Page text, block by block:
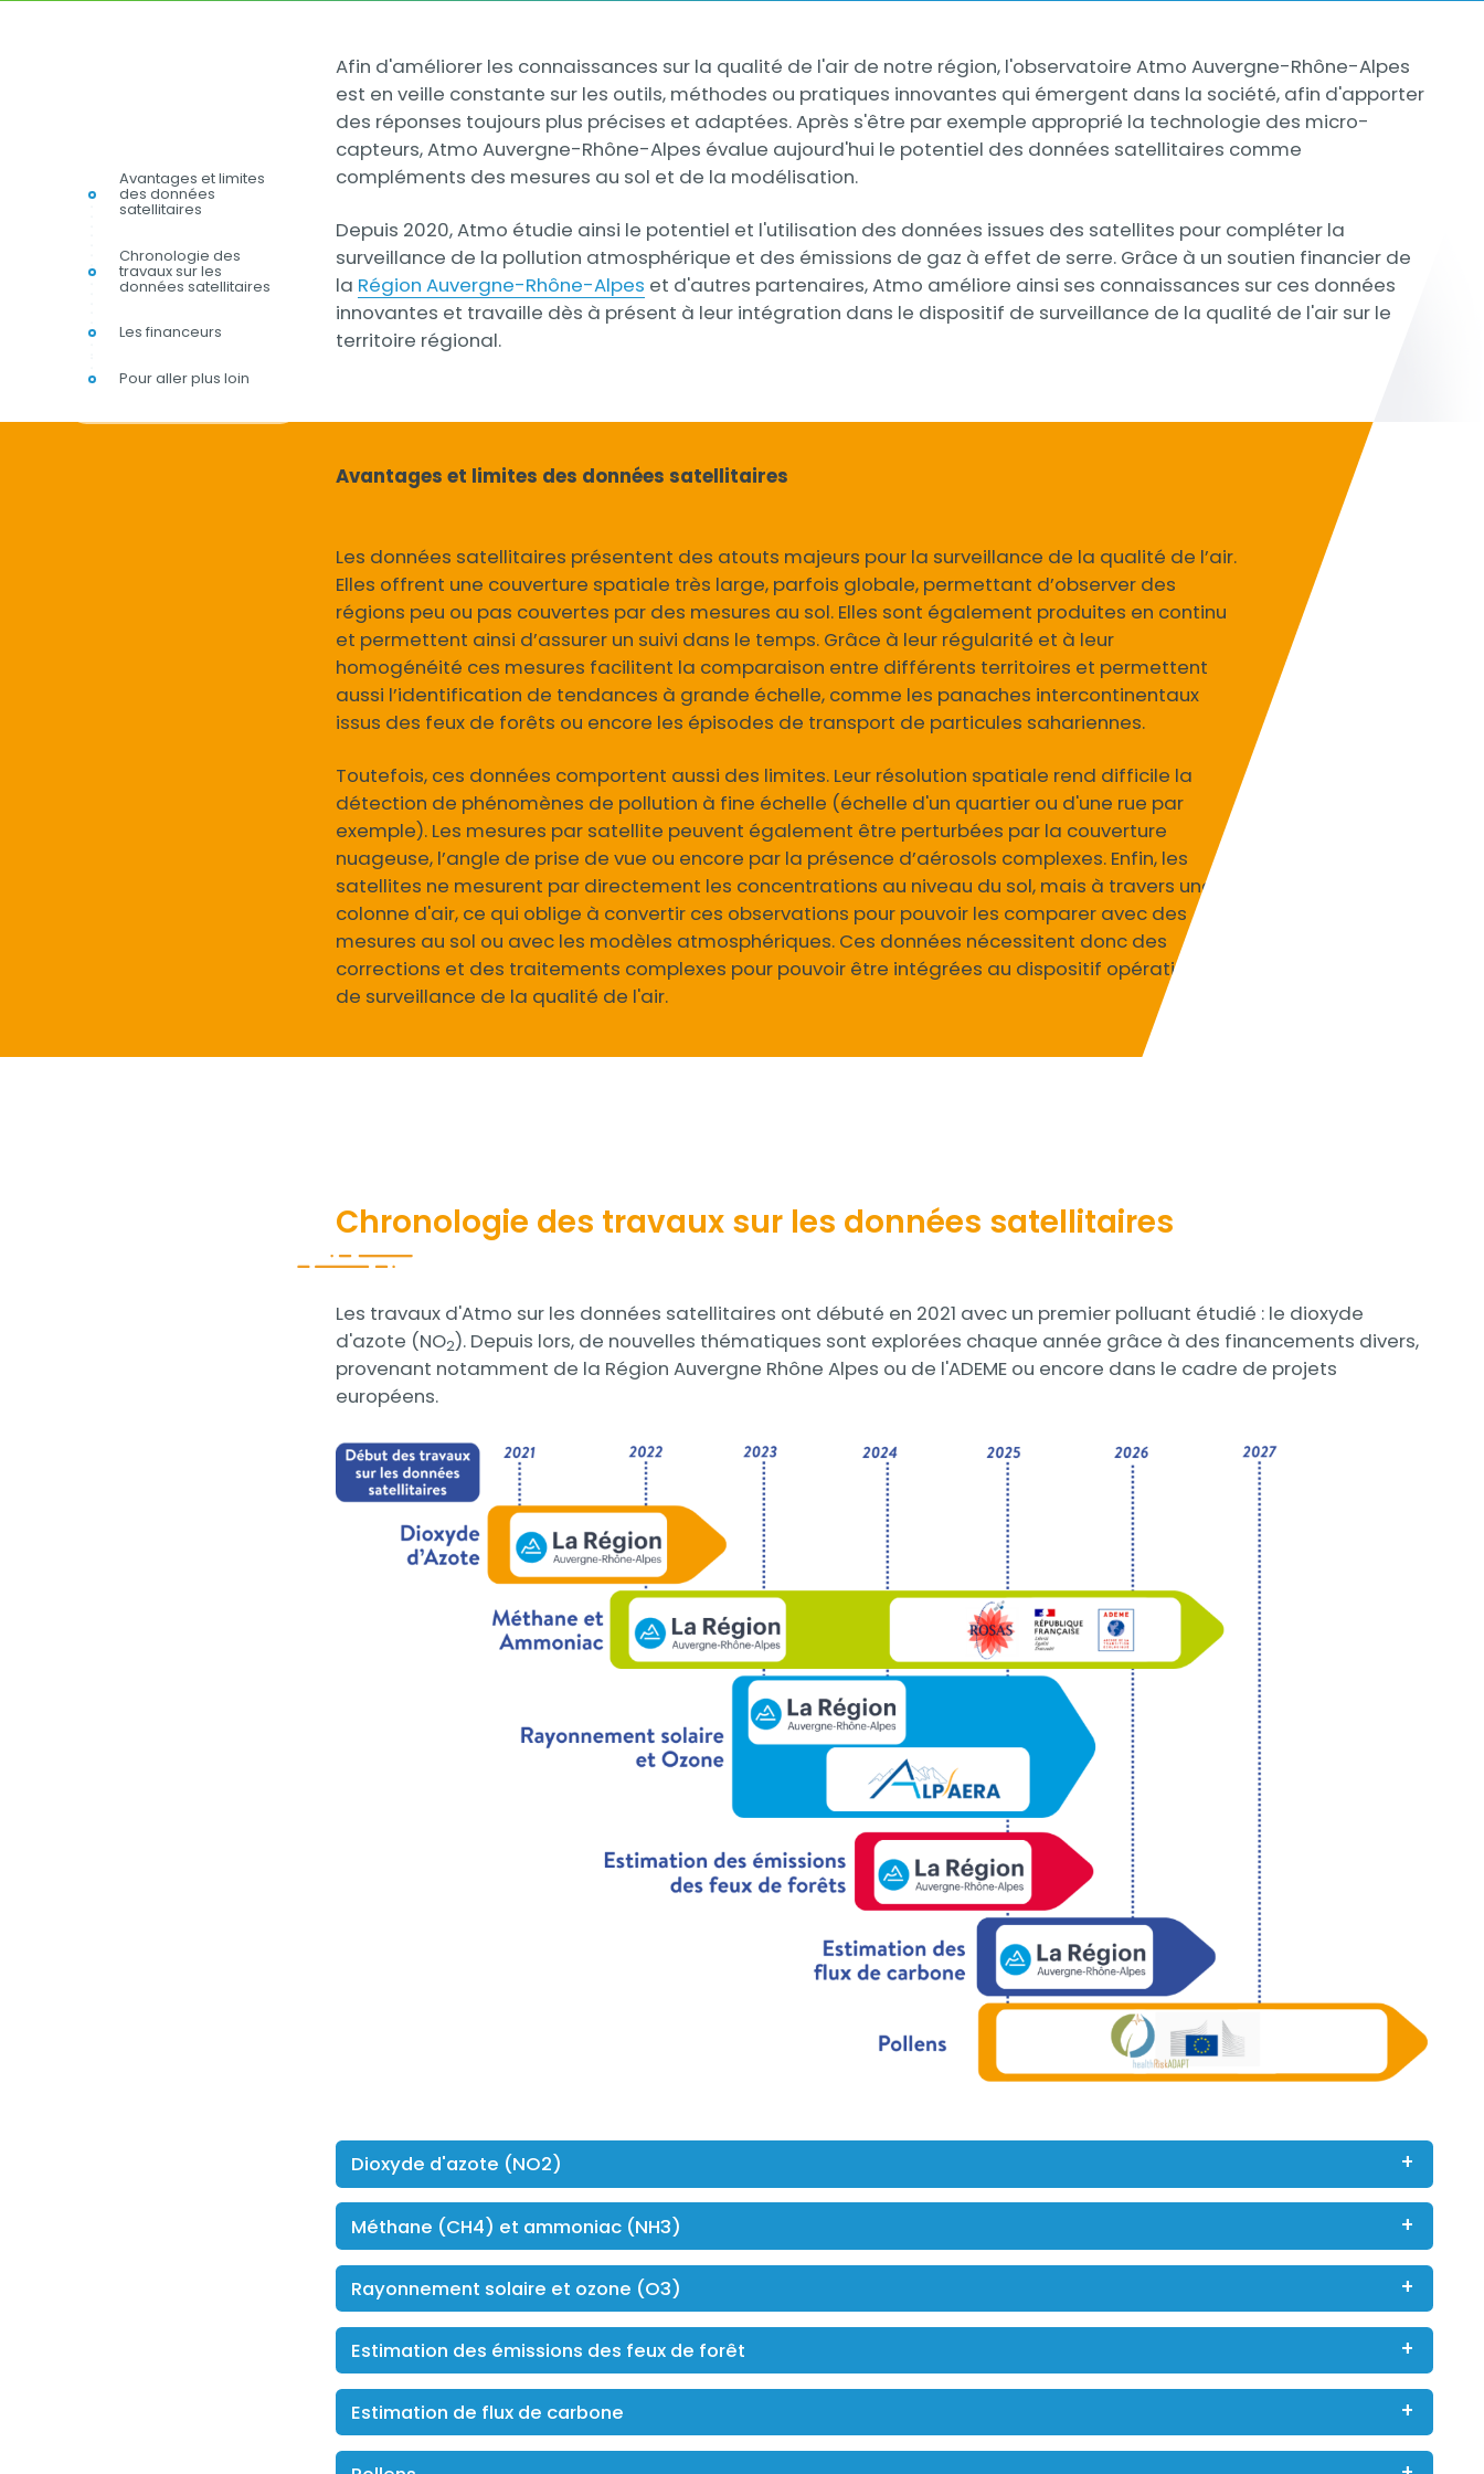
Avantages et limites
des données
satellitaires
Chronologie des
travaux sur les
données satellitaires
Les financeurs
Pour aller plus loin
Contenu
Afin d'améliorer les connaissances sur la qualité de l'air de notre région, l'observatoire Atmo Auvergne-Rhône-Alpes
est en veille constante sur les outils, méthodes ou pratiques innovantes qui émergent dans la société, afin d'apporter
des réponses toujours plus précises et adaptées. Après s'être par exemple approprié la technologie des micro-
capteurs, Atmo Auvergne-Rhône-Alpes évalue aujourd'hui le potentiel des données satellitaires comme
compléments des mesures au sol et de la modélisation.
Depuis 2020, Atmo étudie ainsi le potentiel et l'utilisation des données issues des satellites pour compléter la
surveillance de la pollution atmosphérique et des émissions de gaz à effet de serre. Grâce à un soutien financier de
la Région Auvergne-Rhône-Alpes et d'autres partenaires, Atmo améliore ainsi ses connaissances sur ces données
innovantes et travaille dès à présent à leur intégration dans le dispositif de surveillance de la qualité de l'air sur le
territoire régional.
Titre
Avantages et limites des données satellitaires
Les données satellitaires présentent des atouts majeurs pour la surveillance de la qualité de l’air.
Elles offrent une couverture spatiale très large, parfois globale, permettant d’observer des
régions peu ou pas couvertes par des mesures au sol. Elles sont également produites en continu
et permettent ainsi d’assurer un suivi dans le temps. Grâce à leur régularité et à leur
homogénéité ces mesures facilitent la comparaison entre différents territoires et permettent
aussi l’identification de tendances à grande échelle, comme les panaches intercontinentaux
issus des feux de forêts ou encore les épisodes de transport de particules sahariennes.
Toutefois, ces données comportent aussi des limites. Leur résolution spatiale rend difficile la
détection de phénomènes de pollution à fine échelle (échelle d'un quartier ou d'une rue par
exemple). Les mesures par satellite peuvent également être perturbées par la couverture
nuageuse, l’angle de prise de vue ou encore par la présence d’aérosols complexes. Enfin, les
satellites ne mesurent par directement les concentrations au niveau du sol, mais à travers une
colonne d'air, ce qui oblige à convertir ces observations pour pouvoir les comparer avec des
mesures au sol ou avec les modèles atmosphériques. Ces données nécessitent donc des
corrections et des traitements complexes pour pouvoir être intégrées au dispositif opérationnel
de surveillance de la qualité de l'air.
Chronologie des travaux sur les données satellitaires
Contenu
Les travaux d'Atmo sur les données satellitaires ont débuté en 2021 avec un premier polluant étudié : le dioxyde
d'azote (NO2). Depuis lors, de nouvelles thématiques sont explorées chaque année grâce à des financements divers,
provenant notamment de la Région Auvergne Rhône Alpes ou de l'ADEME ou encore dans le cadre de projets
européens.
Dioxyde d'azote (NO2)
Méthane (CH4) et ammoniac (NH3)
Rayonnement solaire et ozone (O3)
Estimation des émissions des feux de forêt
Estimation de flux de carbone